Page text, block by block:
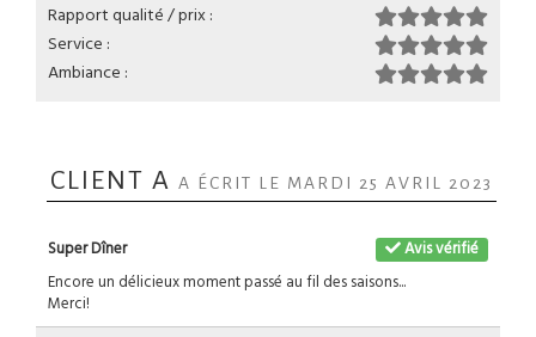
Rapport qualité / prix :
Service :
Ambiance :
CLIENT A A ÉCRIT LE MARDI 25 AVRIL 2023
Avis vérifié
Super Dîner
Encore un délicieux moment passé au fil des saisons...
Merci!